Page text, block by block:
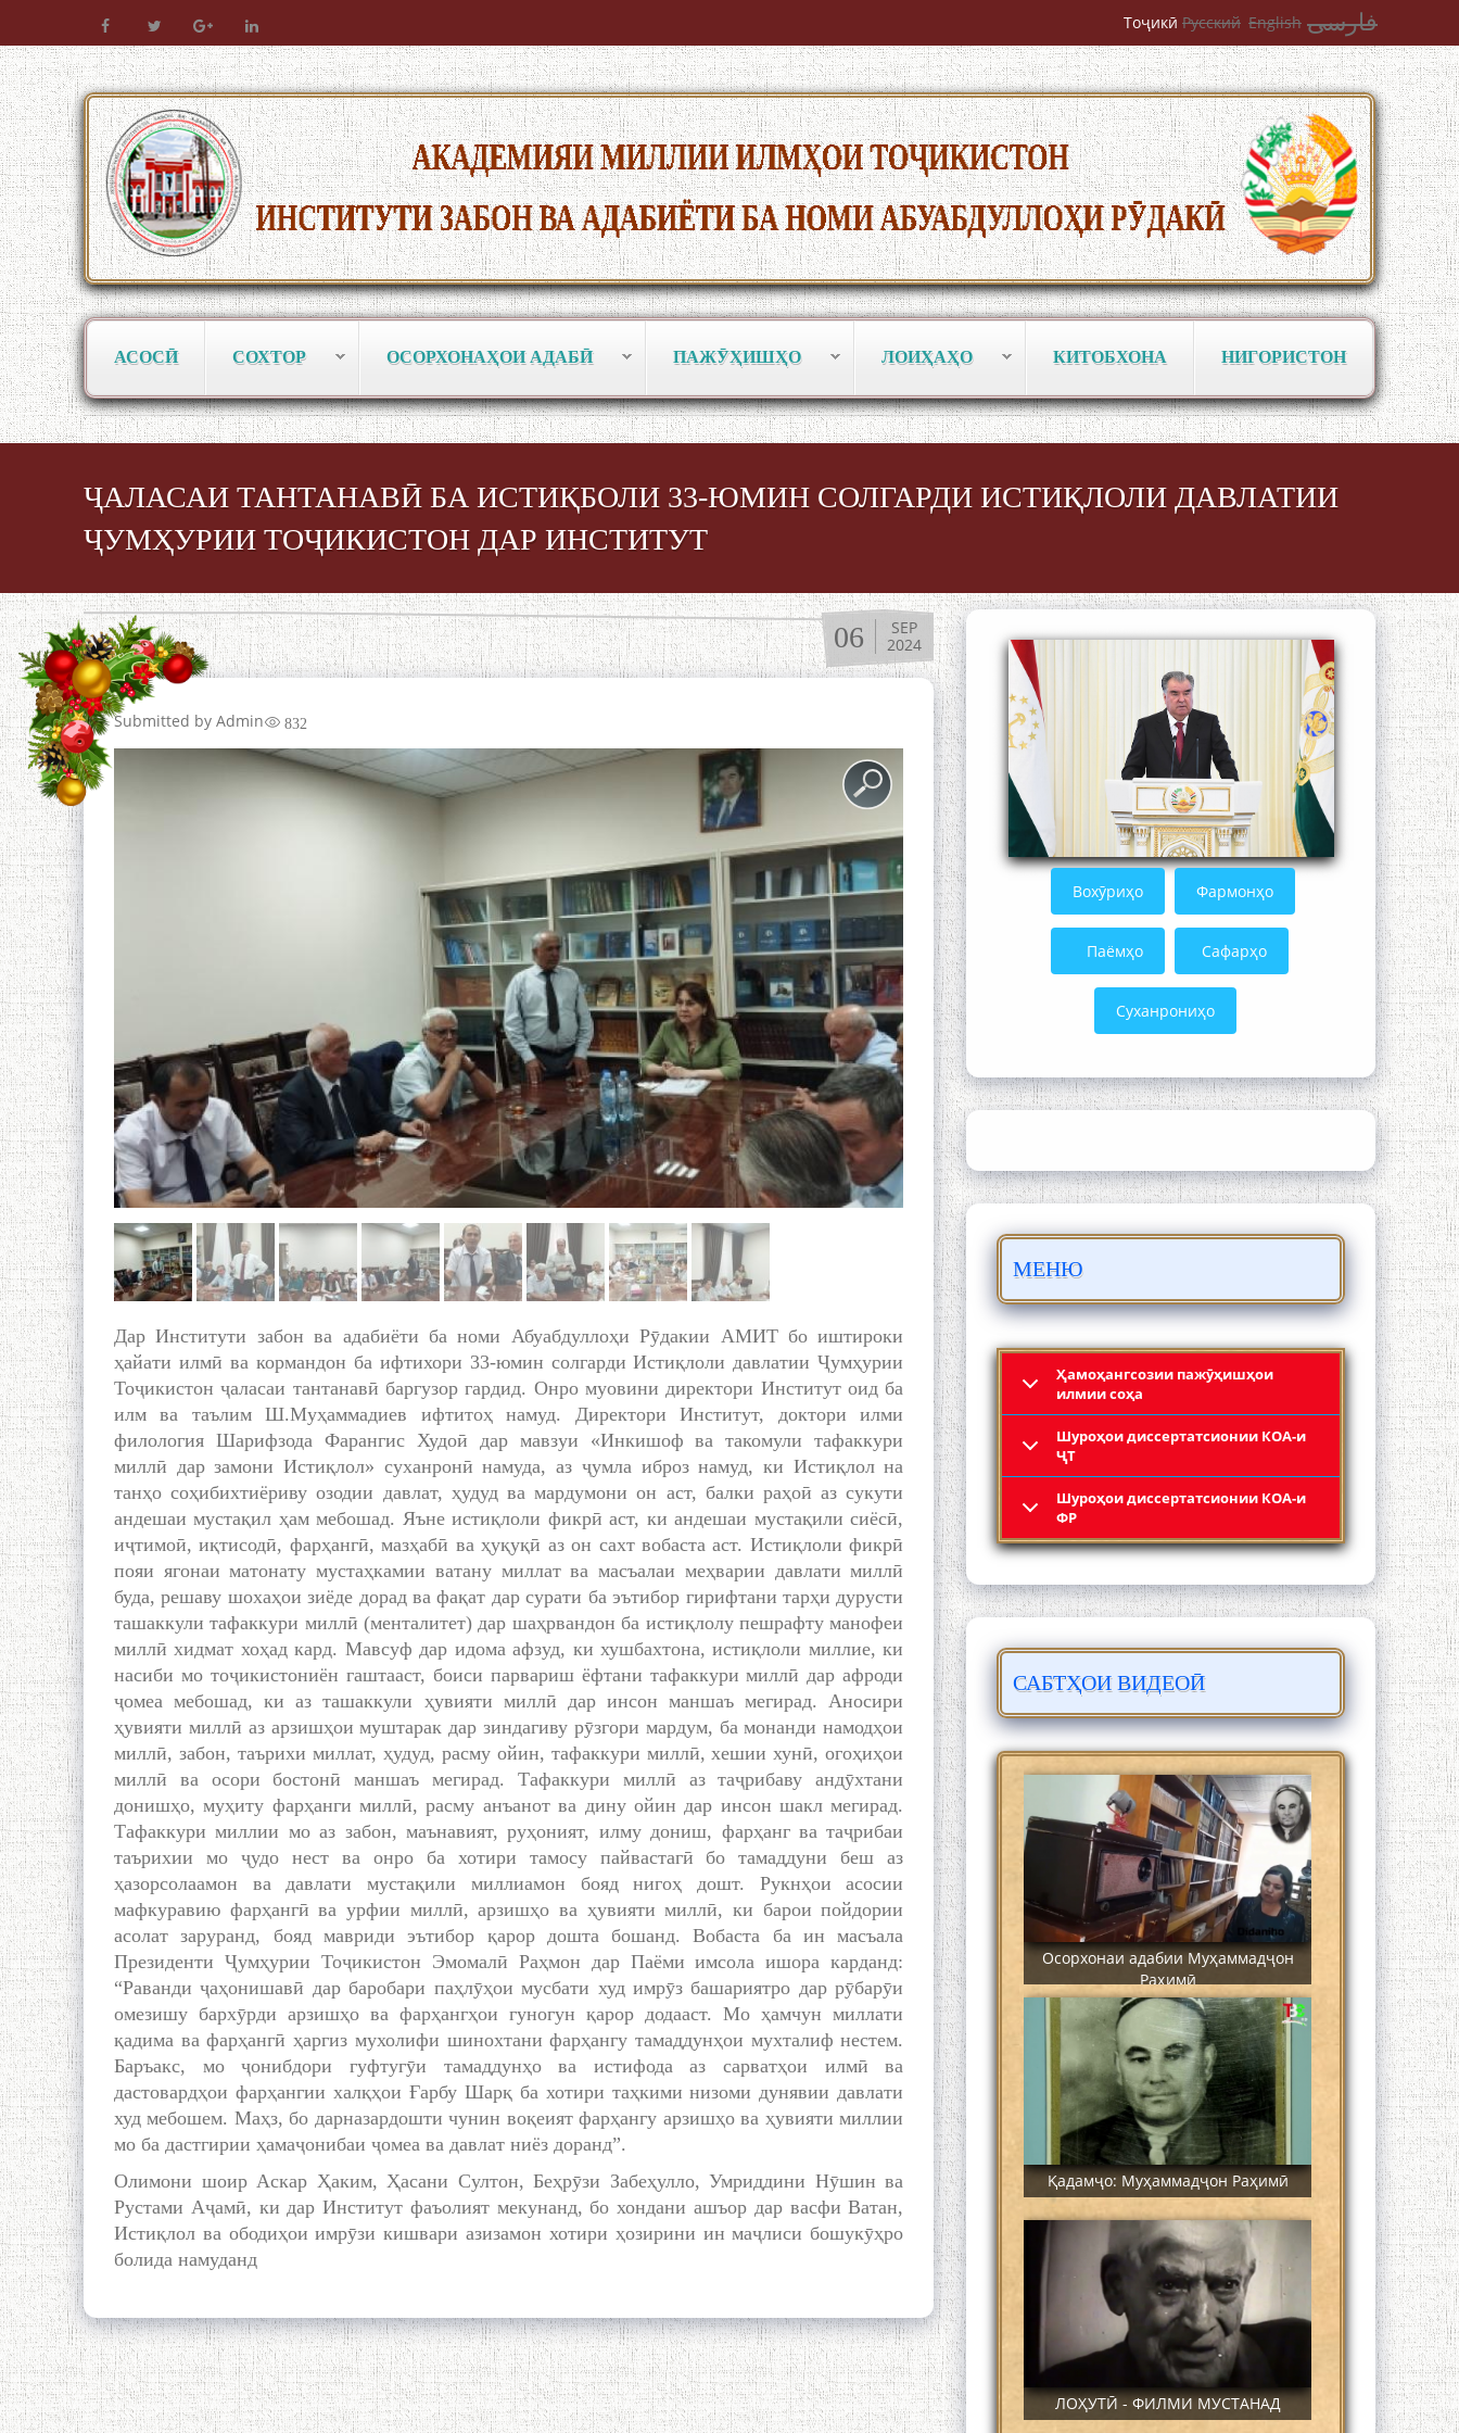
Тоҷикӣ Русский English فارسی
АСОСӢ СОХТОР ОСОРХОНАҲОИ АДАБӢ ПАЖӮҲИШҲО ЛОИҲАҲО КИТОБХОНА НИГОРИСТОН
ҶАЛАСАИ ТАНТАНАВӢ БА ИСТИҚБОЛИ 33-ЮМИН СОЛГАРДИ ИСТИҚЛОЛИ ДАВЛАТИИ
ҶУМҲУРИИ ТОҶИКИСТОН ДАР ИНСТИТУТ
06
SEP
2024
Submitted by Admin 832
Дар Институти забон ва адабиёти ба номи Абуабдуллоҳи Рӯдакии АМИТ бо иштироки
ҳайати илмӣ ва кормандон ба ифтихори 33-юмин солгарди Истиқлоли давлатии Ҷумҳурии
Тоҷикистон ҷаласаи тантанавӣ баргузор гардид. Онро муовини директори Институт оид ба
илм ва таълим Ш.Муҳаммадиев ифтитоҳ намуд. Директори Институт, доктори илми
филология Шарифзода Фарангис Худоӣ дар мавзуи «Инкишоф ва такомули тафаккури
миллӣ дар замони Истиқлол» суханронӣ намуда, аз ҷумла иброз намуд, ки Истиқлол на
танҳо соҳибихтиёриву озодии давлат, ҳудуд ва мардумони он аст, балки раҳоӣ аз сукути
андешаи мустақил ҳам мебошад. Яъне истиқлоли фикрӣ аст, ки андешаи мустақили сиёсӣ,
иҷтимоӣ, иқтисодӣ, фарҳангӣ, мазҳабӣ ва ҳуқуқӣ аз он сахт вобаста аст. Истиқлоли фикрӣ
пояи ягонаи матонату мустаҳкамии ватану миллат ва масъалаи меҳварии давлати миллӣ
буда, решаву шохаҳои зиёде дорад ва фақат дар сурати ба эътибор гирифтани тарҳи дурусти
ташаккули тафаккури миллӣ (менталитет) дар шаҳрвандон ба истиқлолу пешрафту манофеи
миллӣ хидмат хоҳад кард. Мавсуф дар идома афзуд, ки хушбахтона, истиқлоли миллие, ки
насиби мо тоҷикистониён гаштааст, боиси парвариш ёфтани тафаккури миллӣ дар афроди
ҷомеа мебошад, ки аз ташаккули ҳувияти миллӣ дар инсон маншаъ мегирад. Аносири
ҳувияти миллӣ аз арзишҳои муштарак дар зиндагиву рӯзгори мардум, ба монанди намодҳои
миллӣ, забон, таърихи миллат, ҳудуд, расму ойин, тафаккури миллӣ, хешии хунӣ, огоҳиҳои
миллӣ ва осори бостонӣ маншаъ мегирад. Тафаккури миллӣ аз таҷрибаву андӯхтани
донишҳо, муҳиту фарҳанги миллӣ, расму анъанот ва дину ойин дар инсон шакл мегирад.
Тафаккури миллии мо аз забон, маънавият, руҳоният, илму дониш, фарҳанг ва таҷрибаи
таърихии мо ҷудо нест ва онро ба хотири тамосу пайвастагӣ бо тамаддуни беш аз
ҳазорсолаамон ва давлати мустақили миллиамон бояд нигоҳ дошт. Рукнҳои асосии
мафкуравию фарҳангӣ ва урфии миллӣ, арзишҳо ва ҳувияти миллӣ, ки барои пойдории
асолат заруранд, бояд мавриди эътибор қарор дошта бошанд. Вобаста ба ин масъала
Президенти Ҷумҳурии Тоҷикистон Эмомалӣ Раҳмон дар Паёми имсола ишора карданд:
“Раванди ҷаҳонишавӣ дар баробари паҳлӯҳои мусбати худ имрӯз башариятро дар рӯбарӯи
омезишу бархӯрди арзишҳо ва фарҳангҳои гуногун қарор додааст. Мо ҳамчун миллати
қадима ва фарҳангӣ ҳаргиз мухолифи шинохтани фарҳангу тамаддунҳои мухталиф нестем.
Баръакс, мо ҷонибдори гуфтугӯи тамаддунҳо ва истифода аз сарватҳои илмӣ ва
дастовардҳои фарҳангии халқҳои Ғарбу Шарқ ба хотири таҳкими низоми дунявии давлати
худ мебошем. Маҳз, бо дарназардошти чунин воқеият фарҳангу арзишҳо ва ҳувияти миллии
мо ба дастгирии ҳамаҷонибаи ҷомеа ва давлат ниёз доранд”.
Олимони шоир Аскар Ҳаким, Ҳасани Султон, Беҳрӯзи Забеҳулло, Умриддини Нӯшин ва
Рустами Аҷамӣ, ки дар Институт фаъолият мекунанд, бо хондани ашъор дар васфи Ватан,
Истиқлол ва ободиҳои имрӯзи кишвари азизамон хотири ҳозирини ин маҷлиси бошукӯҳро
болида намуданд
Вохӯриҳо Фармонҳо
Паёмҳо Сафарҳо
Суханрониҳо
МЕНЮ
Ҳамоҳангсозии пажӯҳишҳои
илмии соҳа
Шyроҳои диссертатсионии КОА-и
ҶТ
Шyроҳои диссертатсионии КОА-и
ФР
САБТҲОИ ВИДЕОӢ
به عبارت دیگر: گفتگو با مومن قناعت
Mumin Qanoat
Сухбати навқаламон бо Муъмин
Қаноат\Meeting of young talents with
Mumyin Kanoat
Устод Мумин Қаноат (Ustod Mumin
Qanoat) and Master Mehryar
Mehrafarin about the conflict of the
name of the Persian Gulf
Сайри Дарвоз бо Мӯъмин Қаноат:
Чанор ҳам "гап" мезанад
МАОРИФИ КИШВАР АЗ ҶОНИБИ
ОЛИМОНИ АКАДЕМИЯИ МИЛЛИИ
ОСОРХОНАИ МӮЪМИН ҚАНОАТ
Кадамчо Худои Шарифзода
Сайре дар Осорхона Муҳаммадҷон
Раҳимӣ
Осорхонаи адабии Муҳаммадҷон
Раҳимӣ
Қадамҷо: Муҳаммадҷон Раҳимӣ
ЛОҲУТӢ - ФИЛМИ МУСТАНАД